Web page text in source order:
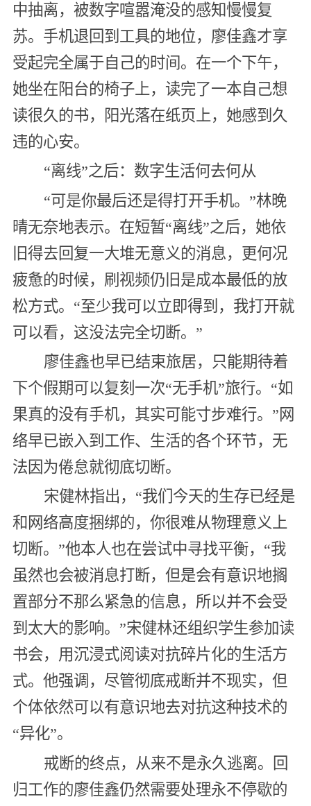
中抽离，被数字喧嚣淹没的感知慢慢复
苏。手机退回到工具的地位，廖佳鑫才享
受起完全属于自己的时间。在一个下午，
她坐在阳台的椅子上，读完了一本自己想
读很久的书，阳光落在纸页上，她感到久
违的心安。
“离线”之后：数字生活何去何从
“可是你最后还是得打开手机。”林晚
晴无奈地表示。在短暂“离线”之后，她依
旧得去回复一大堆无意义的消息，更何况
疲惫的时候，刷视频仍旧是成本最低的放
松方式。“至少我可以立即得到，我打开就
可以看，这没法完全切断。”
廖佳鑫也早已结束旅居，只能期待着
下个假期可以复刻一次“无手机”旅行。“如
果真的没有手机，其实可能寸步难行。”网
络早已嵌入到工作、生活的各个环节，无
法因为倦怠就彻底切断。
宋健林指出，“我们今天的生存已经是
和网络高度捆绑的，你很难从物理意义上
切断。”他本人也在尝试中寻找平衡，“我
虽然也会被消息打断，但是会有意识地搁
置部分不那么紧急的信息，所以并不会受
到太大的影响。”宋健林还组织学生参加读
书会，用沉浸式阅读对抗碎片化的生活方
式。他强调，尽管彻底戒断并不现实，但
个体依然可以有意识地去对抗这种技术的
“异化”。
戒断的终点，从来不是永久逃离。回
归工作的廖佳鑫仍然需要处理永不停歇的